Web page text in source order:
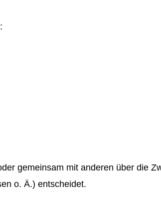
gemeinsam mit anderen über die
o. Ä.) entscheidet.